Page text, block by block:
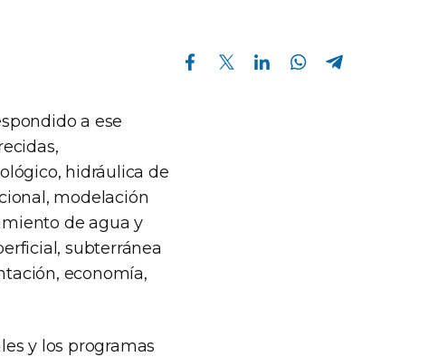
Compartir en Facebook Compartir en Twitter Compartir en Linkedin Compartir en Whatsapp
a ese
hidráulica de
modelación
de agua y
subterránea
economía,
y los programas